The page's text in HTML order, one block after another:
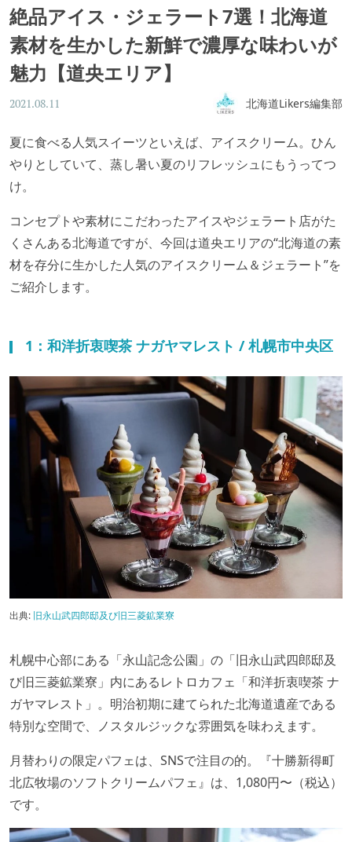
絶品アイス・ジェラート7選！北海道
素材を生かした新鮮で濃厚な味わいが
魅力【道央エリア】
2021.08.11 北海道Likers編集部
夏に食べる人気スイーツといえば、アイスクリーム。ひん
やりとしていて、蒸し暑い夏のリフレッシュにもうってつ
け。
コンセプトや素材にこだわったアイスやジェラート店がた
くさんある北海道ですが、今回は道央エリアの“北海道の素
材を存分に生かした人気のアイスクリーム＆ジェラート”を
ご紹介します。
1：和洋折衷喫茶 ナガヤマレスト / 札幌市中央区
出典: 旧永山武四郎邸及び旧三菱鉱業寮
⁡札幌中心部にある「永山記念公園」の「旧永山武四郎邸及
び旧三菱鉱業寮」内にあるレトロカフェ「和洋折衷喫茶 ナ
ガヤマレスト」。明治初期に建てられた北海道遺産である
特別な空間で、ノスタルジックな雰囲気を味わえます。
月替わりの限定パフェは、SNSで注目の的。『十勝新得町
北広牧場のソフトクリームパフェ』は、1,080円〜（税込）
です。